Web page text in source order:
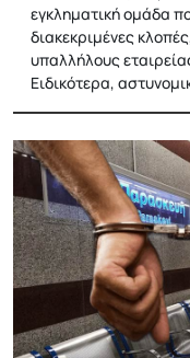
εγκληματική ομάδα
διακεκριμένες
υπαλλήλους
Ειδικότερα,